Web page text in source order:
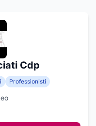
Cdp
Professionisti